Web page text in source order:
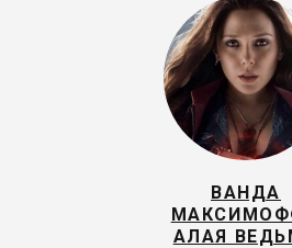
ВАНДА
АЛАЯ